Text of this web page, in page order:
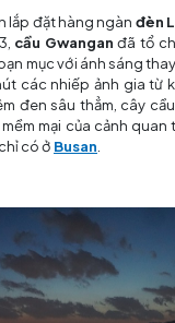
lắp đặt hàng ngàn đèn
cầu Gwangan đã tổ
mục với ánh sáng
các nhiếp ảnh gia từ
đen sâu thẳm, cây
mại của cảnh
có ở Busan